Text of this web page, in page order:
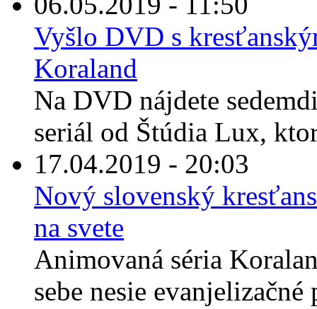
Vyšlo DVD s
Koraland
Na DVD nájdete
seriál od Štúdia Lux,
17.04.2019 - 20:03
Nový slovenský
na svete
Animovaná séria
sebe nesie evanjelizačné